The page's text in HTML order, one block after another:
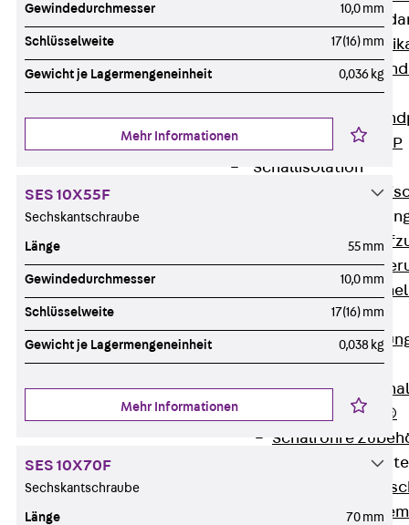
Attika-
Zurück
Windposts
Zurück
Windpost JWP
Schallisolation
Zurück
Schalrohre
Zurück
RAPIDOBAT®
Schalrohre
Gewindedurchmesser 10,0 mm
Schlüsselweite 17(16) mm
Gewicht je Lagermengeneinheit 0,036 kg
Mehr Informationen
SES 10X55F
Sechskantschraube
Länge 55 mm
Gewindedurchmesser 10,0 mm
Schlüsselweite 17(16) mm
Gewicht je Lagermengeneinheit 0,038 kg
Mehr Informationen
SES 10X70F
Sechskantschraube
Länge 70 mm